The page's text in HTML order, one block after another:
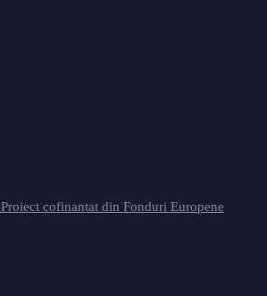
Proiect cofinantat din Fonduri Europene